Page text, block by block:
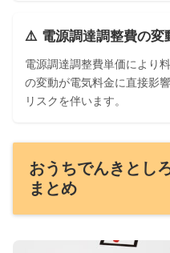
⚠️ 電源調達調整費の変
電源調達調整費単価により
の変動が電気料金に直接影
リスクを伴います。
おうちでんきとし
まとめ